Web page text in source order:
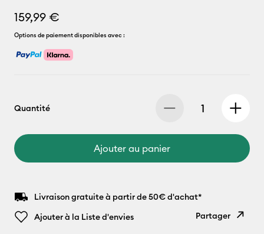
159,99 €
Options de paiement disponibles avec :
Quantité
Ajouter au panier
Livraison gratuite à partir de 50€ d'achat*
Ajouter à la Liste d'envies
Partager